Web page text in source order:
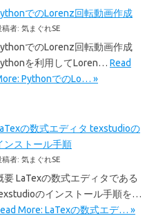
でのLorenz回転動画作成
稿者: 気まぐれSE
でのLorenz回転動画作成
を利用してLoren… Read
PythonでのLo… »
の数式エディタ texstudioの
ンストール手順
稿者: 気まぐれSE
要 LaTexの数式エディタである
のインストール手順を…
More: LaTexの数式エデ… »